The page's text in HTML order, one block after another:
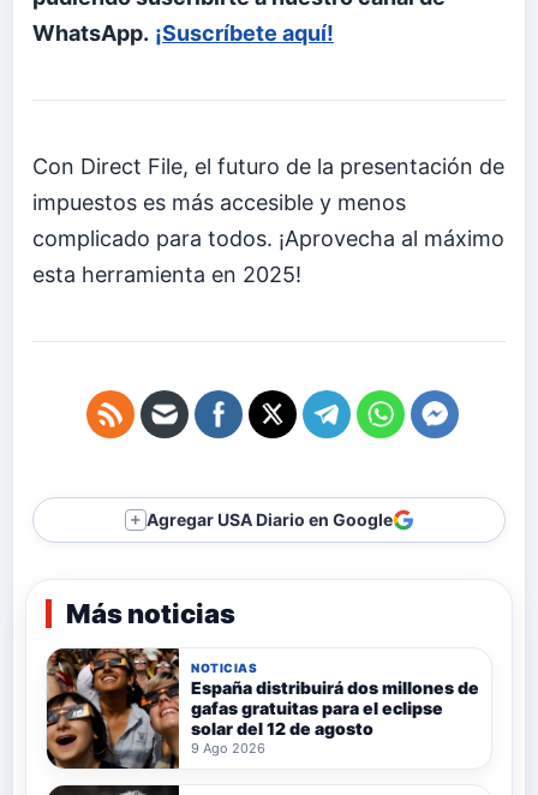
WhatsApp. ¡Suscríbete aquí!
Con Direct File, el futuro de la presentación de
impuestos es más accesible y menos
complicado para todos. ¡Aprovecha al máximo
esta herramienta en 2025!
＋ Agregar USA Diario en Google
Más noticias
NOTICIAS
España distribuirá dos millones de
gafas gratuitas para el eclipse
solar del 12 de agosto
9 Ago 2026